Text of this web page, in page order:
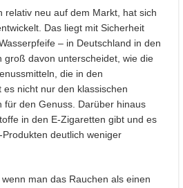
relativ neu auf dem Markt, hat sich
Das liegt mit Sicherheit
– in Deutschland in den
groß davon unterscheidet, wie die
die in den
nicht nur den klassischen
den Genuss. Darüber hinaus
in den E-Zigaretten gibt und es
deutlich weniger
man das Rauchen als einen